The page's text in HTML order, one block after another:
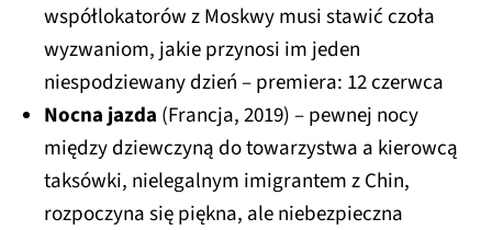
współlokatorów z Moskwy musi stawić czoła
wyzwaniom, jakie przynosi im jeden
niespodziewany dzień – premiera: 12 czerwca
Nocna jazda (Francja, 2019)– pewnej nocy
między dziewczyną do towarzystwa a kierowcą
taksówki, nielegalnym imigrantem z Chin,
rozpoczyna się piękna, ale niebezpieczna